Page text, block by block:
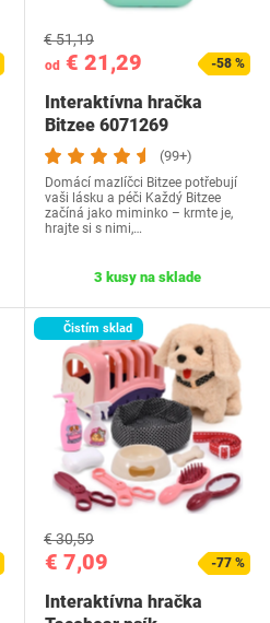
od € 21,29
€ 51,19
-58 %
Interaktívna hračka
Bitzee 6071269
(99+)
Domácí mazlíčci Bitzee potřebují
vaši lásku a péči Každý Bitzee
začíná jako miminko – krmte je,
hrajte si s nimi,…
3 kusy na sklade
Čistím sklad
€ 7,09
€ 30,59
-77 %
Interaktívna hračka